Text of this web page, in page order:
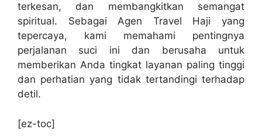
terkesan, dan membangkitkan semangat
spiritual. Sebagai Agen Travel Haji yang
tepercaya, kami memahami pentingnya
perjalanan suci ini dan berusaha untuk
memberikan Anda tingkat layanan paling tinggi
dan perhatian yang tidak tertandingi terhadap
detil.
[ez-toc]